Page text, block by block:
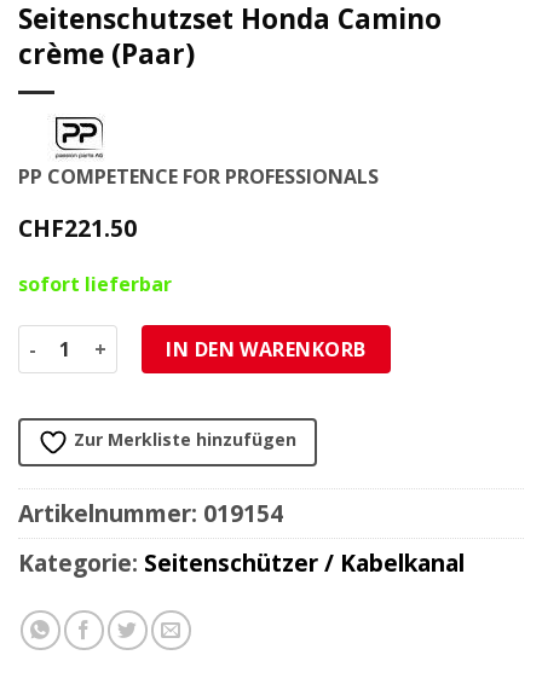
Seitenschutzset Honda Camino
crème (Paar)
PP COMPETENCE FOR PROFESSIONALS
CHF221.50
sofort lieferbar
Seitenschutzset Honda Camino crème (Paar) Menge
IN DEN WARENKORB
Zur Merkliste hinzufügen
Artikelnummer: 019154
Kategorie: Seitenschützer / Kabelkanal